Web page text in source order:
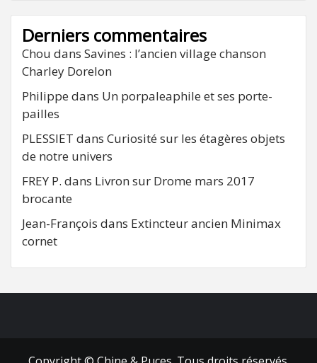
Derniers commentaires
Chou dans Savines : l’ancien village chanson
Charley Dorelon
Philippe dans Un porpaleaphile et ses porte-
pailles
PLESSIET dans Curiosité sur les étagères objets
de notre univers
FREY P. dans Livron sur Drome mars 2017
brocante
Jean-François dans Extincteur ancien Minimax
cornet